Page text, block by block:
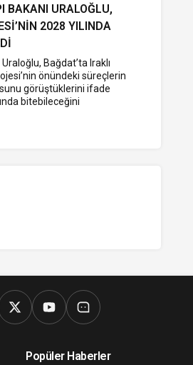
BAKANI URALOĞLU,
2028 YILINDA
Bağdat’ta Iraklı
önündeki süreçlerin
görüştüklerini ifade
bitebileceğini
Popüler Haberler